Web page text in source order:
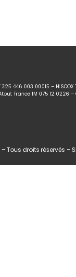
325 446 003 00015 –
France IM 075 12 0226 –
Tous droits réservés –